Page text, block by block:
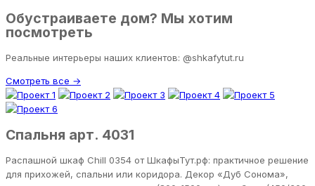
Обустраиваете дом? Мы хотим
посмотреть
Реальные интерьеры наших клиентов: @shkafytut.ru
Смотреть все →
Спальня арт. 4031
Распашной шкаф Chill 0354 от ШкафыТут.рф: практичное решение
для прихожей, спальни или коридора. Декор «Дуб Сонома»,